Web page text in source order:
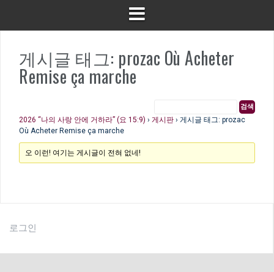
게시글 태그: prozac Où Acheter
Remise ça marche
2026 “나의 사랑 안에 거하라” (요 15:9) › 게시판 › 게시글 태그: prozac
Où Acheter Remise ça marche
오 이런! 여기는 게시글이 전혀 없네!
로그인